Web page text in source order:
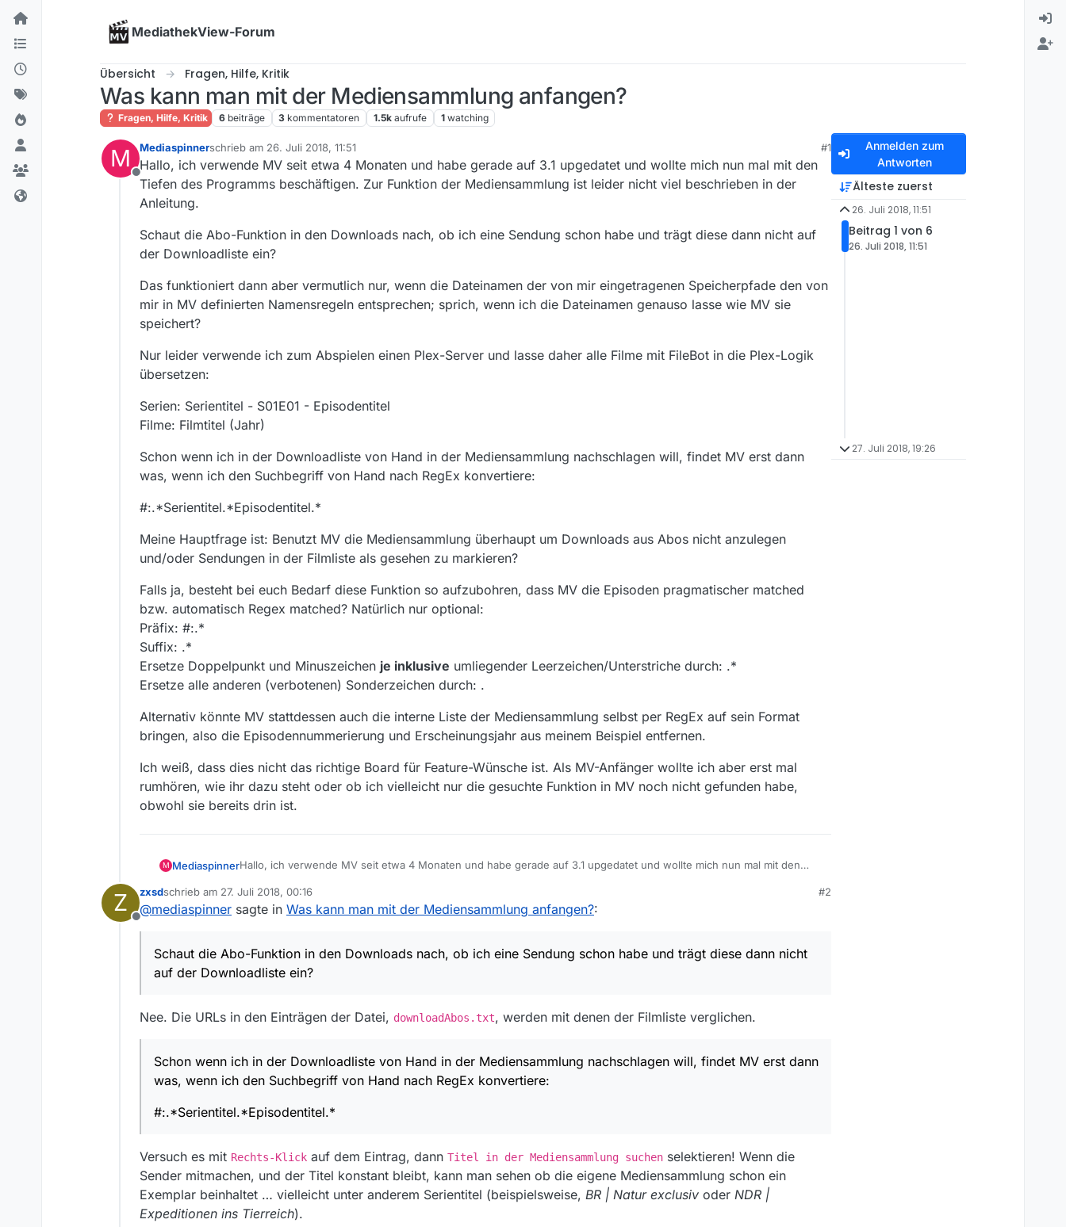
Skip to content
MediathekView-Forum
Übersicht Fragen, Hilfe, Kritik
Was kann man mit der Mediensammlung anfangen?
Fragen, Hilfe, Kritik 6 beiträge 3 kommentatoren 1.5k aufrufe 1 watching
M
Offline
Mediaspinnerschrieb am 26. Juli 2018, 11:51
zuletzt editiert von
#1
Hallo, ich verwende MV seit etwa 4 Monaten und habe gerade auf 3.1 upgedatet und wollte mich nun mal mit den
Tiefen des Programms beschäftigen. Zur Funktion der Mediensammlung ist leider nicht viel beschrieben in der
Anleitung.
Schaut die Abo-Funktion in den Downloads nach, ob ich eine Sendung schon habe und trägt diese dann nicht auf
der Downloadliste ein?
Das funktioniert dann aber vermutlich nur, wenn die Dateinamen der von mir eingetragenen Speicherpfade den von
mir in MV definierten Namensregeln entsprechen; sprich, wenn ich die Dateinamen genauso lasse wie MV sie
speichert?
Nur leider verwende ich zum Abspielen einen Plex-Server und lasse daher alle Filme mit FileBot in die Plex-Logik
übersetzen:
Serien: Serientitel - S01E01 - Episodentitel
Filme: Filmtitel (Jahr)
Schon wenn ich in der Downloadliste von Hand in der Mediensammlung nachschlagen will, findet MV erst dann
was, wenn ich den Suchbegriff von Hand nach RegEx konvertiere:
#:.*Serientitel.*Episodentitel.*
Meine Hauptfrage ist: Benutzt MV die Mediensammlung überhaupt um Downloads aus Abos nicht anzulegen
und/oder Sendungen in der Filmliste als gesehen zu markieren?
Falls ja, besteht bei euch Bedarf diese Funktion so aufzubohren, dass MV die Episoden pragmatischer matched
bzw. automatisch Regex matched? Natürlich nur optional:
Präfix: #:.*
Suffix: .*
Ersetze Doppelpunkt und Minuszeichen je inklusive umliegender Leerzeichen/Unterstriche durch: .*
Ersetze alle anderen (verbotenen) Sonderzeichen durch: .
Alternativ könnte MV stattdessen auch die interne Liste der Mediensammlung selbst per RegEx auf sein Format
bringen, also die Episodennummerierung und Erscheinungsjahr aus meinem Beispiel entfernen.
Ich weiß, dass dies nicht das richtige Board für Feature-Wünsche ist. Als MV-Anfänger wollte ich aber erst mal
rumhören, wie ihr dazu steht oder ob ich vielleicht nur die gesuchte Funktion in MV noch nicht gefunden habe,
obwohl sie bereits drin ist.
M MediaspinnerHallo, ich verwende MV seit etwa 4 Monaten und habe gerade auf 3.1 upgedatet und wollte mich nun mal mit den
Anleitung.
Schaut die Abo-Funktion in den Downloads nach, ob ich eine Sendung schon habe und trägt diese dann nicht auf der
Downloadliste ein?
speichert?
Nur leider verwende ich zum Abspielen einen Plex-Server und lasse daher alle Filme mit FileBot in die Plex-Logik
übersetzen:
Schon wenn ich in der Downloadliste von Hand in der Mediensammlung nachschlagen will, findet MV erst dann was,
Meine Hauptfrage ist: Benutzt MV die Mediensammlung überhaupt um Downloads aus Abos nicht anzulegen
Falls ja, besteht bei euch Bedarf diese Funktion so aufzubohren, dass MV die Episoden pragmatischer matched bzw.
automatisch Regex matched? Natürlich nur optional:
Suffix: .*
Ersetze Doppelpunkt und Minuszeichen
umliegender Leerzeichen/Unterstriche durch: .*
Ersetze alle anderen (verbotenen) Sonderzeichen durch: .
bringen, also die Episodennummerierung und Erscheinungsjahr aus meinem Beispiel entfernen.
Ich weiß, dass dies nicht das richtige Board für Feature-Wünsche ist. Als MV-Anfänger wollte ich aber erst mal
rumhören, wie ihr dazu steht oder ob ich vielleicht nur die gesuchte Funktion in MV noch nicht gefunden habe,
obwohl sie bereits drin ist.
Z
Offline
zxsdschrieb am 27. Juli 2018, 00:16
zuletzt editiert von
#2
@mediaspinner sagte in Was kann man mit der Mediensammlung anfangen?:
Schaut die Abo-Funktion in den Downloads nach, ob ich eine Sendung schon habe und trägt diese dann nicht
auf der Downloadliste ein?
Nee. Die URLs in den Einträgen der Datei, downloadAbos.txt, werden mit denen der Filmliste verglichen.
Schon wenn ich in der Downloadliste von Hand in der Mediensammlung nachschlagen will, findet MV erst dann
was, wenn ich den Suchbegriff von Hand nach RegEx konvertiere:
#:.*Serientitel.*Episodentitel.*
Versuch es mit Rechts-Klick auf dem Eintrag, dann Titel in der Mediensammlung suchen selektieren! Wenn die
Sender mitmachen, und der Titel konstant bleibt, kann man sehen ob die eigene Mediensammlung schon ein
Exemplar beinhaltet … vielleicht unter anderem Serientitel (beispielsweise, BR | Natur exclusiv oder NDR |
Expeditionen ins Tierreich).
Anmelden zum
Antworten
Älteste zuerst
26. Juli 2018, 11:51
Beitrag 1 von 6
26. Juli 2018, 11:51
27. Juli 2018, 19:26